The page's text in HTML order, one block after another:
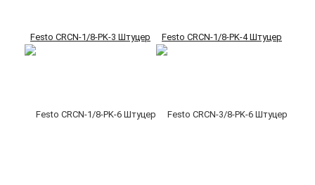
Festo CRCN-1/8-PK-3 Штуцер Festo CRCN-1/8-PK-4 Штуцер